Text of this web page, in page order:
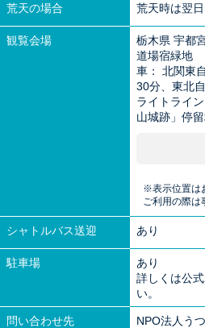
荒天の場合 荒天時は翌
観覧会場
栃木県 宇都
道場宿緑地
車： 北関東
30分、東北
ライトライ
山城跡」停
※表示位置は
ご利用の際は
シャトルバス送迎 あり
駐車場
あり
詳しくは公
い。
問い合わせ先
NPO法人う